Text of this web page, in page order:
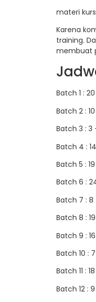
materi
Karena
training.
membuat
Batch 1 :
Batch 2 :
Batch 3 : 3
Batch 4 :
Batch 5 :
Batch 6 :
Batch 7 : 8
Batch 8 :
Batch 9 :
Batch 10 :
Batch 11 :
Batch 12 :